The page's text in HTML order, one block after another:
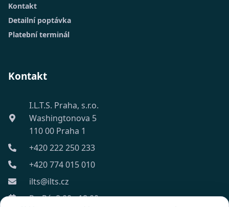
Kontakt
Detailní poptávka
Platební terminál
Kontakt
I.L.T.S. Praha, s.r.o.
Washingtonova 5
110 00 Praha 1
+420 222 250 233
+420 774 015 010
ilts@ilts.cz
Po-Pá: 8:00 - 18:00